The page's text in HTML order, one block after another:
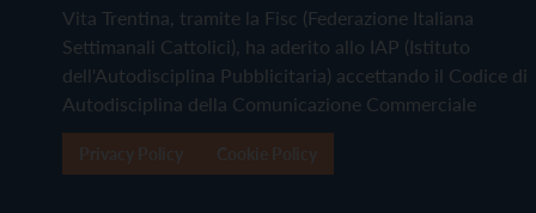
Vita Trentina, tramite la Fisc (Federazione Italiana
Settimanali Cattolici), ha aderito allo IAP (Istituto
dell'Autodisciplina Pubblicitaria) accettando il Codice di
Autodisciplina della Comunicazione Commerciale